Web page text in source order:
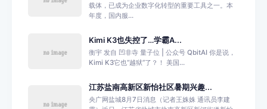
载体，已成为企业数字化转型的重要工具之一。本
年度，国内服...
Kimi K3也失控了…学霸A...
衡宇 发自 凹非寺 量子位 | 公众号 QbitAI 你是说，
Kimi K3它也“越狱”了？！ 美国...
江苏盐南高新区新怡社区暑期兴趣...
央广网盐城8月7日消息（记者王姝姝 通讯员李建